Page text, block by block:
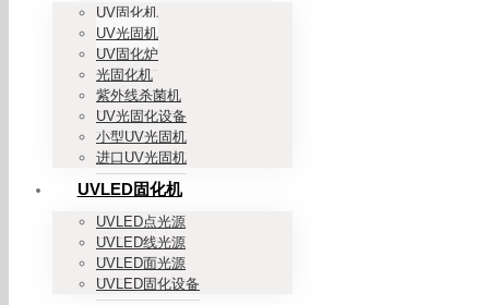
UV固化机
UV光固机
UV固化炉
光固化机
紫外线杀菌机
UV光固化设备
小型UV光固机
进口UV光固机
UVLED固化机
UVLED点光源
UVLED线光源
UVLED面光源
UVLED固化设备